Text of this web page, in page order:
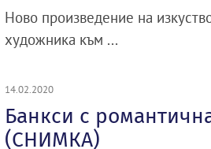
Ново произведение на
художника към ...
14.02.2020
Банкси с
(СНИМКА)